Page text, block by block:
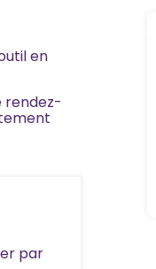
en
rendez-
par